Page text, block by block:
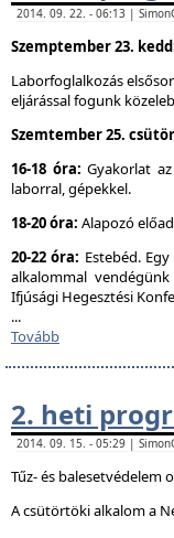
2014. 09. 22. - 06:13 |
Szemptember 23.
Laborfoglalkozás
eljárással fogunk
Szemtember 25.
16-18 óra: Gyakorlat
laborral, gépekkel.
18-20 óra: Alapozó
20-22 óra: Estebéd.
alkalommal
Ifjúsági Hegesztési
...
Tovább
2. heti
2014. 09. 15. - 05:29 |
Tűz- és balesetvédelem
A csütörtöki alkalom a